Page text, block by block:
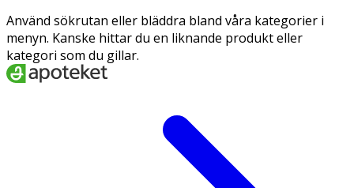
Använd sökrutan eller bläddra bland våra kategorier i
menyn. Kanske hittar du en liknande produkt eller
kategori som du gillar.